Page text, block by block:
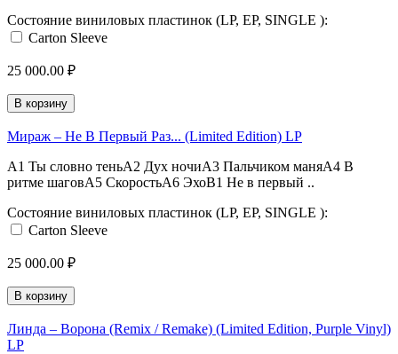
Состояние виниловых пластинок (LP, EP, SINGLE ):
Carton Sleeve
25 000.00 ₽
В корзину
Мираж – Не В Первый Раз... (Limited Edition) LP
A1 Ты словно теньA2 Дух ночиA3 Пальчиком маняA4 В
ритме шаговA5 СкоростьA6 ЭхоB1 Не в первый ..
Состояние виниловых пластинок (LP, EP, SINGLE ):
Carton Sleeve
25 000.00 ₽
В корзину
Линда – Ворона (Remix / Remake) (Limited Edition, Purple Vinyl)
LP